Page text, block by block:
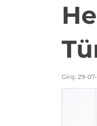
Giriş: 29-